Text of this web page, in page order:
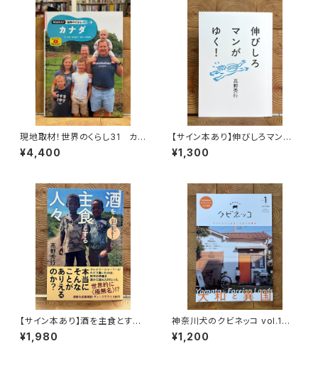
現地取材！世界のくらし31 カナ
ダ
¥4,400
【サイン本あり】伸びしろマンが
ゆく！
¥1,300
【サイン本あり】酒を主食とする
人々 エチオピアの科学的秘境
を旅する
¥1,980
神奈川犬のクビネッコ vol.1
特集：大和と異国
¥1,200